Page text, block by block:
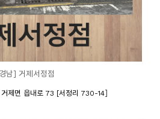
남] 거제서정점
거제면 읍내로 73 [서정리 730-14]